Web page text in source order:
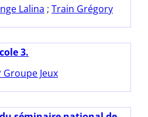
Lalina ; Train Grégory
3.
Groupe Jeux